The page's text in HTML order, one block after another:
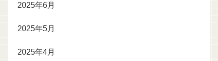
2025年6月
2025年5月
2025年4月